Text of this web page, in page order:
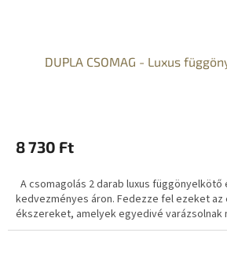
DUPLA CSOMAG - Luxus
8 730 Ft
A csomagolás 2 darab luxus
kedvezményes áron. Fedezze fel ezeket
ékszereket, amelyek egyedivé varázsolnak